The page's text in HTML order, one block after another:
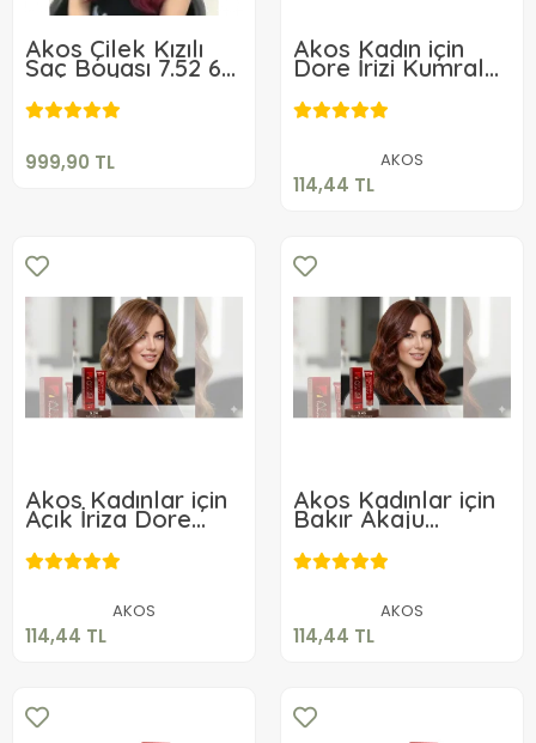
Akos Çilek Kızılı
Saç Boyası 7.52 6
Adet + 6 Adet
Oksidan
999,90 TL
999,90 TL
Sepete Ekle
Akos Kadın için
Dore İrizi Kumral
Saç Boyası 60
Gr7.32
AKOS
114,44 TL
114,44 TL
Akos Kadınlar için
Açık İriza Dore
Renk 60 Gr Boya
No 5.24
AKOS
114,44 TL
114,44 TL
Akos Kadınlar için
Bakır Akaju
Kestane Renk Saç
Boyası 60 Gr Boya
No 5.45
AKOS
114,44 TL
114,44 TL